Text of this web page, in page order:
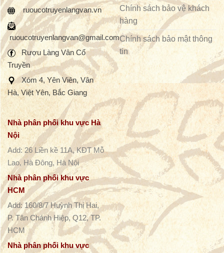
ruoucotruyenlangvan.vn
ruoucotruyenlangvan@gmail.com
Rượu Làng Vân Cổ
Truyền
Xóm 4, Yên Viên, Vân
Hà, Việt Yên, Bắc Giang
Nhà phân phối khu vực Hà
Nội
Add: 26 Liền kề 11A, KĐT Mỗ
Lao, Hà Đông, Hà Nội
Nhà phân phối khu vực
HCM
Add: 160/8/7 Huỳnh Thị Hai,
P. Tân Chánh Hiệp, Q12, TP.
HCM
Nhà phân phối khu vực
Chính sách bảo vệ khách
hàng
Chính sách bảo mật thông
tin